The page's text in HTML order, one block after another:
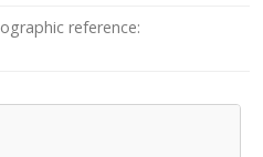
reference